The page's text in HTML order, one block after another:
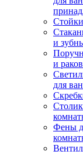
и
и
для
Фены